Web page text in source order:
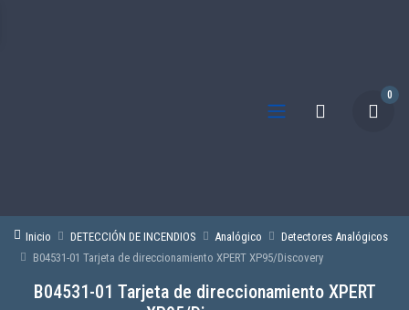
0
Inicio DETECCIÓN DE INCENDIOS Analógico
Detectores Analógicos
B04531-01 Tarjeta de direccionamiento XPERT XP95/Discovery
B04531-01 Tarjeta de direccionamiento XPERT